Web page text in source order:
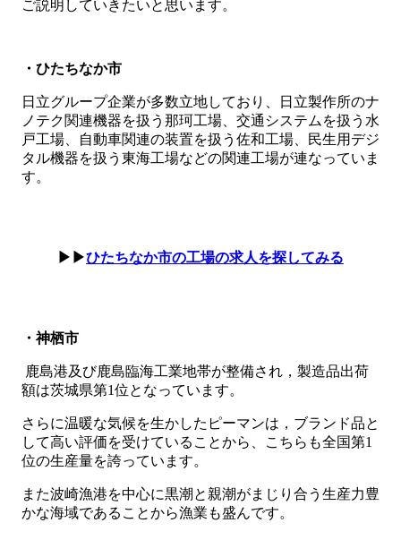
ご説明していきたいと思います。
・ひたちなか市
日立グループ企業が多数立地しており、日立製作所のナ
ノテク関連機器を扱う那珂工場、交通システムを扱う水
戸工場、自動車関連の装置を扱う佐和工場、民生用デジ
タル機器を扱う東海工場などの関連工場が連なっていま
す。
▶▶ひたちなか市の工場の求人を探してみる
・神栖市
鹿島港及び鹿島臨海工業地帯が整備され，製造品出荷
額は茨城県第1位となっています。
さらに温暖な気候を生かしたピーマンは，ブランド品と
して高い評価を受けていることから、こちらも全国第1
位の生産量を誇っています。
また波崎漁港を中心に黒潮と親潮がまじり合う生産力豊
かな海域であることから漁業も盛んです。